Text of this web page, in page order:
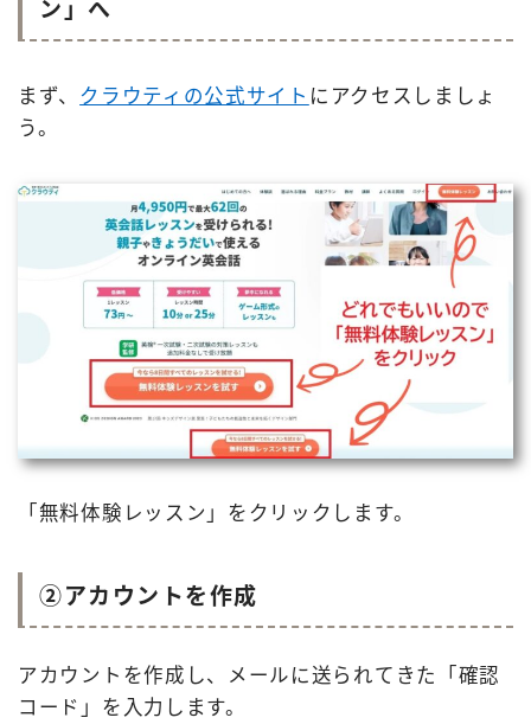
ン」へ
まず、 クラウティの公式サイト にアクセスしましょ
う。
「無料体験レッスン」をクリックします。
②アカウントを作成
アカウントを作成し、メールに送られてきた「確認
コード」を入力します。